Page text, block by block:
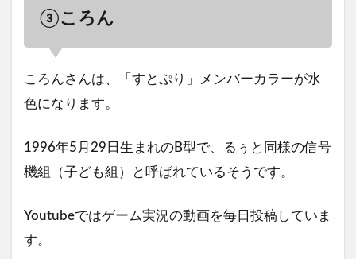
③ころん
ころんさんは、「すとぷり」メンバーカラーが水
色になります。
1996年5月29日生まれのB型で、るぅと同様の信号
機組（子ども組）と呼ばれているそうです。
Youtubeではゲーム実況の動画を毎日投稿していま
す。